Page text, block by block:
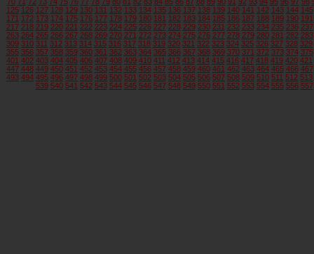
125 126 127 128 129 130 131 132 133 134 135 136 137 138 139 140 141 142 143 144 145
171 172 173 174 175 176 177 178 179 180 181 182 183 184 185 186 187 188 189 190 191
217 218 219 220 221 222 223 224 225 226 227 228 229 230 231 232 233 234 235 236 237
263 264 265 266 267 268 269 270 271 272 273 274 275 276 277 278 279 280 281 282 283
309 310 311 312 313 314 315 316 317 318 319 320 321 322 323 324 325 326 327 328 329
355 356 357 358 359 360 361 362 363 364 365 366 367 368 369 370 371 372 373 374 375
401 402 403 404 405 406 407 408 409 410 411 412 413 414 415 416 417 418 419 420 421
447 448 449 450 451 452 453 454 455 456 457 458 459 460 461 462 463 464 465 466 467
493 494 495 496 497 498 499 500 501 502 503 504 505 506 507 508 509 510 511 512 513
539 540 541 542 543 544 545 546 547 548 549 550 551 552 553 554 555 556 557